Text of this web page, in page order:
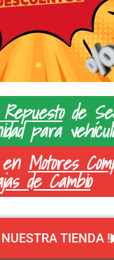
de
para
Motores
de Cambio
NUESTRA TIENDA !